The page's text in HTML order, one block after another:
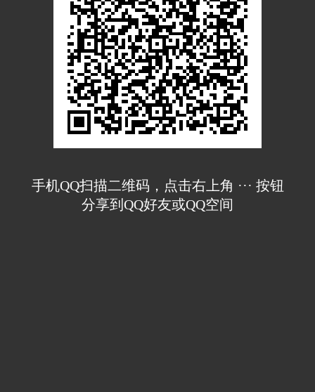
手机QQ扫描二维码，点击右上角 ··· 按钮
分享到QQ好友或QQ空间